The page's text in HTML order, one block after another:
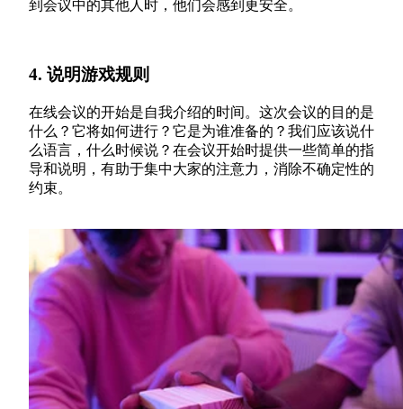
到会议中的其他人时，他们会感到更安全。
4. 说明游戏规则
在线会议的开始是自我介绍的时间。这次会议的目的是
什么？它将如何进行？它是为谁准备的？我们应该说什
么语言，什么时候说？在会议开始时提供一些简单的指
导和说明，有助于集中大家的注意力，消除不确定性的
约束。